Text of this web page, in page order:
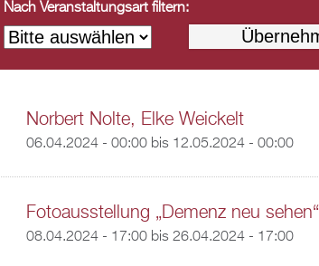
Nach Veranstaltungsart filtern:
Norbert Nolte, Elke Weickelt
06.04.2024 - 00:00bis 12.05.2024 - 00:00
Fotoausstellung „Demenz neu sehen“
08.04.2024 - 17:00bis 26.04.2024 - 17:00